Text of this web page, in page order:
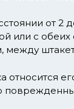
от 2
или с
относится